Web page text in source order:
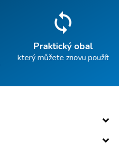
sync
Praktický obal
který můžete znovu použít